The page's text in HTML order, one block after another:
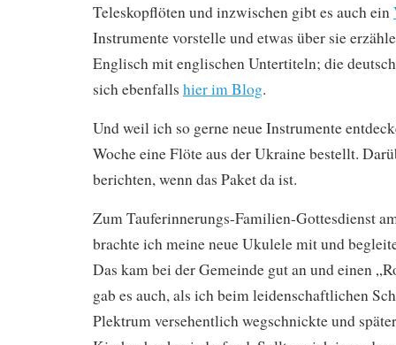
Teleskopflöten und inzwischen gibt es auch ein
Instrumente vorstelle und etwas über sie
Englisch mit englischen Untertiteln; die
sich ebenfalls hier im Blog.
Und weil ich so gerne neue Instrumente
Woche eine Flöte aus der Ukraine bestellt.
berichten, wenn das Paket da ist.
Zum Tauferinnerungs-Familien-Gottesdienst
brachte ich meine neue Ukulele mit und
Das kam bei der Gemeinde gut an und einen
gab es auch, als ich beim leidenschaftlichen
Plektrum versehentlich wegschnickte und